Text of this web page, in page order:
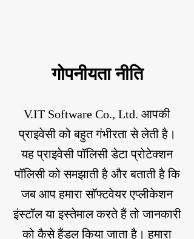
गोपनीयता नीति
V.IT Software Co., Ltd. आपकी
प्राइवेसी को बहुत गंभीरता से लेती है।
यह प्राइवेसी पॉलिसी डेटा प्रोटेक्शन
पॉलिसी को समझाती है और बताती है कि
जब आप हमारा सॉफ्टवेयर एप्लीकेशन
इंस्टॉल या इस्तेमाल करते हैं तो जानकारी
को कैसे हैंडल किया जाता है। हमारा